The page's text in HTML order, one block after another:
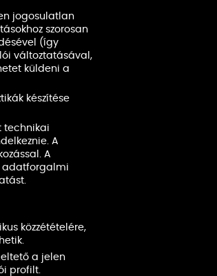
jogosulatlan
szorosan
(így
változtatásával,
küldeni a
készítése
technikai
A
A
adatforgalmi
közzétételére,
a jelen
profilt.